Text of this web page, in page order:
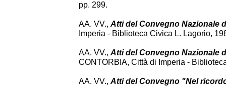
pp. 299.
AA. VV., Atti del Convegno Nazionale
Imperia - Biblioteca Civica L. Lagorio,
AA. VV., Atti del Convegno Nazionale
CONTORBIA, Città di Imperia -
AA. VV., Atti del Convegno "Nel